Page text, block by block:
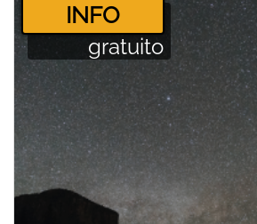
­INFO
gratuito